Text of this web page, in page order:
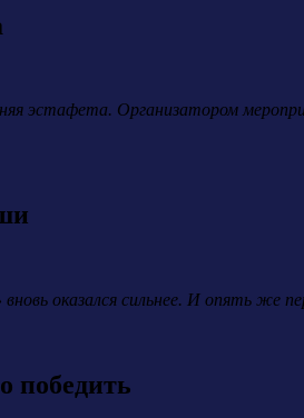
эстафета. Организатором
оказался сильнее. И опять же
победить